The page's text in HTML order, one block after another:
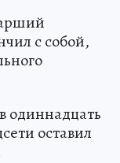
с собой,
одиннадцать
оставил